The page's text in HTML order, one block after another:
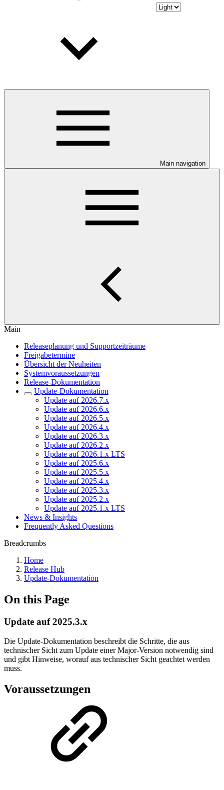
Main navigation
Main
Releaseplanung und Supportzeiträume
Freigabetermine
Übersicht der Neuheiten
Systemvoraussetzungen
Release-Dokumentation
Update-Dokumentation
Update auf 2026.7.x
Update auf 2026.6.x
Update auf 2026.5.x
Update auf 2026.4.x
Update auf 2026.3.x
Update auf 2026.2.x
Update auf 2026.1.x LTS
Update auf 2025.6.x
Update auf 2025.5.x
Update auf 2025.4.x
Update auf 2025.3.x
Update auf 2025.2.x
Update auf 2025.1.x LTS
News & Insights
Frequently Asked Questions
Breadcrumbs
Home
Release Hub
Update-Dokumentation
On this Page
Update auf 2025.3.x
Die Update-Dokumentation beschreibt die Schritte, die aus
technischer Sicht zum Update einer Major-Version notwendig sind
und gibt Hinweise, worauf aus technischer Sicht geachtet werden
muss.
Voraussetzungen